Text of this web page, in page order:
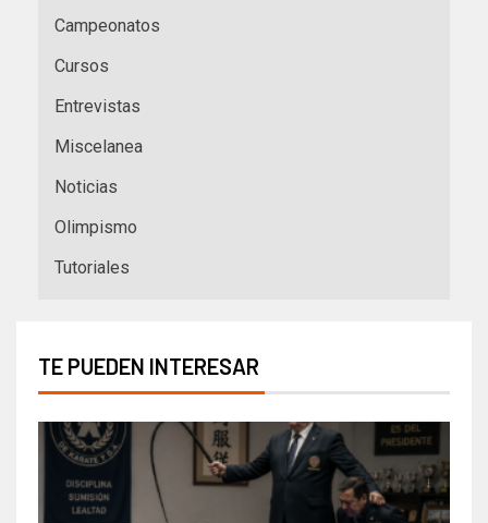
Campeonatos
Cursos
Entrevistas
Miscelanea
Noticias
Olimpismo
Tutoriales
TE PUEDEN INTERESAR